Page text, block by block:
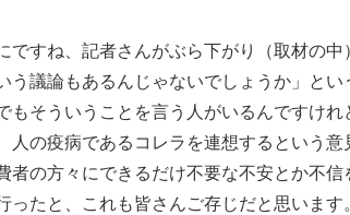
すね、記者さんがぶら下がり（取材の中
う議論もあるんじゃないでしょうか」とい
もそういうことを言う人がいるんですけ
人の疫病であるコレラを連想するという
者の方々にできるだけ不要な不安とか不信
ったと、これも皆さんご存じだと思います